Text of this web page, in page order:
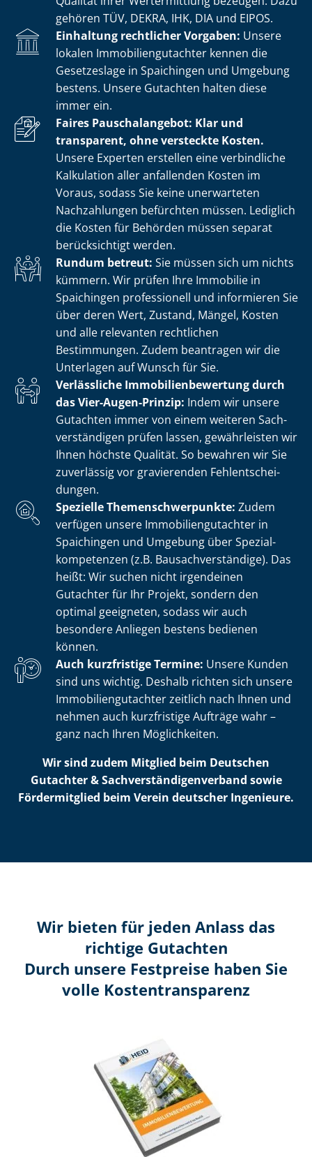
gehören TÜV, DEKRA, IHK, DIA und EIPOS.
Einhaltung rechtlicher Vorgaben: Unsere
lokalen Im­mo­bi­li­en­gut­ach­ter kennen die
Gesetzeslage in Spaichingen und Umgebung
bestens. Unsere Gutachten halten diese
immer ein.
Faires Pauschalangebot: Klar und
transparent, ohne versteckte Kosten.
Unsere Experten erstellen eine verbindliche
Kalkulation aller anfallenden Kosten im
Voraus, sodass Sie keine unerwarteten
Nachzahlungen befürchten müssen. Lediglich
die Kosten für Behörden müssen separat
berücksichtigt werden.
Rundum betreut: Sie müssen sich um nichts
kümmern. Wir prüfen Ihre Immobilie in
Spaichingen professionell und informieren Sie
über deren Wert, Zustand, Mängel, Kosten
und alle relevanten rechtlichen
Bestimmungen. Zudem beantragen wir die
Unterlagen auf Wunsch für Sie.
Verlässliche Im­mo­bi­li­en­be­wer­tung durch
das Vier-Augen-Prinzip: Indem wir unsere
Gutachten immer von einem weiteren Sach­
ver­stän­di­gen prüfen lassen, gewährleisten wir
Ihnen höchste Qualität. So bewahren wir Sie
zuverlässig vor gravierenden Fehl­ent­schei­
dun­gen.
Spezielle The­men­schwer­punk­te: Zudem
verfügen unsere Im­mo­bi­li­en­gut­ach­ter in
Spaichingen und Umgebung über Spe­zi­al­
kom­pe­ten­zen (z.B. Bau­sach­ver­stän­di­ge). Das
heißt: Wir suchen nicht irgendeinen
Gutachter für Ihr Projekt, sondern den
optimal geeigneten, sodass wir auch
besondere Anliegen bestens bedienen
können.
Auch kurzfristige Termine: Unsere Kunden
sind uns wichtig. Deshalb richten sich unsere
Im­mo­bi­li­en­gut­ach­ter zeitlich nach Ihnen und
nehmen auch kurzfristige Aufträge wahr –
ganz nach Ihren Möglichkeiten.
Wir sind zudem Mitglied beim Deutschen
Gutachter & Sach­ver­stän­di­gen­ver­band sowie
Fördermitglied beim Verein deutscher Ingenieure.
Wir bieten für jeden Anlass das
richtige Gutachten
Durch unsere Festpreise haben Sie
volle Kosten­transparenz